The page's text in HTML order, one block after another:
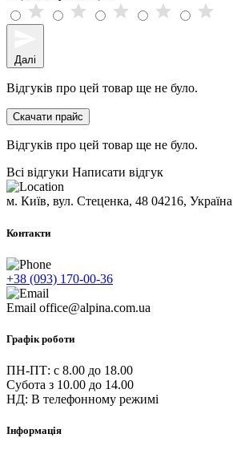
Далі
Відгуків про цей товар ще не було.
Скачати прайс
Відгуків про цей товар ще не було.
Всі відгуки Написати відгук
м. Київ, вул. Стеценка, 48 04216, Україна
Контакти
+38 (093) 170-00-36
Email office@alpina.com.ua
Графік роботи
ПН-ПТ: c 8.00 до 18.00
Субота з 10.00 до 14.00
НД: В телефонному режимі
Інформація